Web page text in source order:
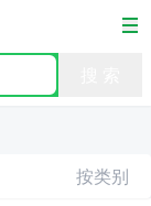
按类别